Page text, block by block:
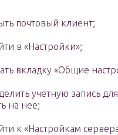
почтовый клиент;
в «Настройки»;
вкладку «Общие
учетную запись
на нее;
к «Настройкам